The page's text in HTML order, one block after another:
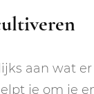
aan wat
je om je